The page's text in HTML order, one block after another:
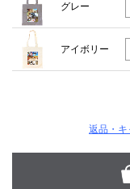
グレー
アイボリー
返品・キ